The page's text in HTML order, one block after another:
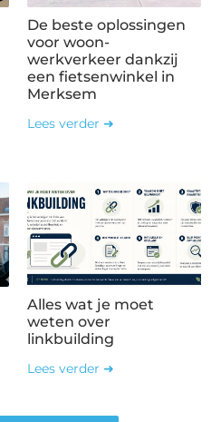
De beste oplossingen
voor woon-
werkverkeer dankzij
een fietsenwinkel in
Merksem
Lees verder ➜
Alles wat je moet
weten over
linkbuilding
Lees verder ➜